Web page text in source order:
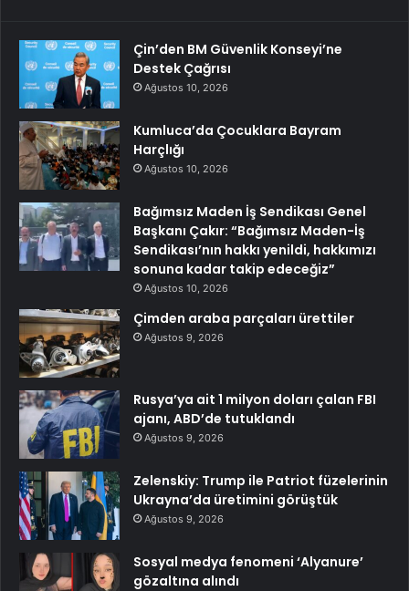
Çin’den BM Güvenlik Konseyi’ne
Destek Çağrısı
Ağustos 10, 2026
Kumluca’da Çocuklara Bayram
Harçlığı
Ağustos 10, 2026
Bağımsız Maden İş Sendikası Genel
Başkanı Çakır: “Bağımsız Maden-İş
Sendikası’nın hakkı yenildi, hakkımızı
sonuna kadar takip edeceğiz”
Ağustos 10, 2026
Çimden araba parçaları ürettiler
Ağustos 9, 2026
Rusya’ya ait 1 milyon doları çalan FBI
ajanı, ABD’de tutuklandı
Ağustos 9, 2026
Zelenskiy: Trump ile Patriot füzelerinin
Ukrayna’da üretimini görüştük
Ağustos 9, 2026
Sosyal medya fenomeni ‘Alyanure’
gözaltına alındı